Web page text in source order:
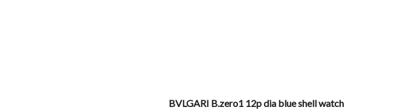
BVLGARI B.zero1 12p dia blue shell watch